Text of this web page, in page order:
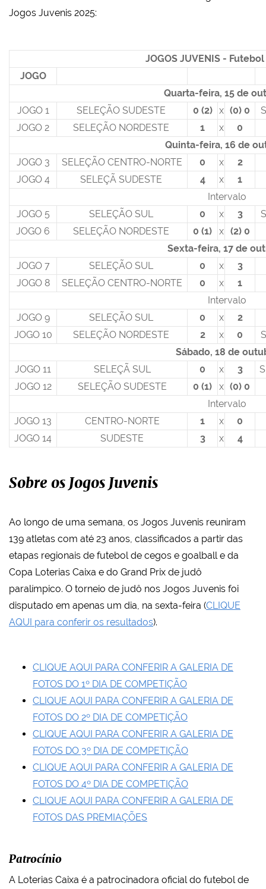
Jogos Juvenis 2025:
JOGOS JUVENIS -
JOGO
Quarta-feira, 15 de
JOGO 1
SELEÇÃO SUDESTE 0 (2) x (0) 0
JOGO 2
SELEÇÃO NORDESTE 1 x
0
Quinta-feira, 16 de
JOGO 3
SELEÇÃO CENTRO-NORTE 0 x
2
JOGO 4
SELEÇÃ SUDESTE 4 x
1
Intervalo
JOGO 5
SELEÇÃO SUL 0 x 3
JOGO 6
SELEÇÃO NORDESTE 0 (1) x
(2) 0
Sexta-feira, 17 de
JOGO 7
SELEÇÃO SUL 0 x
3
JOGO 8
SELEÇÃO CENTRO-NORTE 0 x
1
Intervalo
JOGO 9
SELEÇÃO SUL 0 x
2
JOGO 10
SELEÇÃO NORDESTE 2 x 0
Sábado, 18 de
JOGO 11
SELEÇÃ SUL 0 x 3
JOGO 12
SELEÇÃO SUDESTE 0 (1) x (0) 0
Intervalo
JOGO 13
CENTRO-NORTE 1 x
0
JOGO 14
SUDESTE 3 x 4
Sobre os Jogos Juvenis
Ao longo de uma semana, os Jogos Juvenis reuniram
139 atletas com até 23 anos, classificados a partir das
etapas regionais de futebol de cegos e goalball e da
Copa Loterias Caixa e do Grand Prix de judô
paralímpico. O torneio de judô nos Jogos Juvenis foi
disputado em apenas um dia, na sexta-feira (CLIQUE
AQUI para conferir os resultados).
CLIQUE AQUI PARA CONFERIR A GALERIA DE
FOTOS DO 1º DIA DE COMPETIÇÃO
CLIQUE AQUI PARA CONFERIR A GALERIA DE
FOTOS DO 2º DIA DE COMPETIÇÃO
CLIQUE AQUI PARA CONFERIR A GALERIA DE
FOTOS DO 3º DIA DE COMPETIÇÃO
CLIQUE AQUI PARA CONFERIR A GALERIA DE
FOTOS DO 4º DIA DE COMPETIÇÃO
CLIQUE AQUI PARA CONFERIR A GALERIA DE
FOTOS DAS PREMIAÇÕES
Patrocínio
A Loterias Caixa é a patrocinadora oficial do futebol de